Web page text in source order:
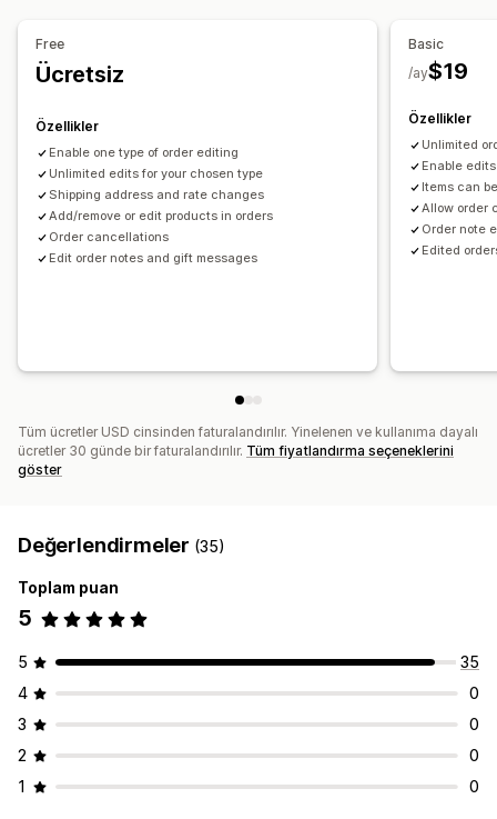
Durum güncellemeleri
Free
Ücretsiz
Özellikler
Enable one type of order editing
Unlimited edits for your chosen type
Shipping address and rate changes
Add/remove or edit products in orders
Order cancellations
Edit order notes and gift messages
Basic
$19
/ay
Özellikler
Unlimited
Enable
Items can
Allow order
Order note
Edited
Tüm ücretler USD cinsinden faturalandırılır. Yinelenen ve kullanıma dayalı
ücretler 30 günde bir faturalandırılır. Tüm fiyatlandırma seçeneklerini
göster
Değerlendirmeler (35)
Toplam puan
5
5
35
4
0
3
0
2
0
1
0